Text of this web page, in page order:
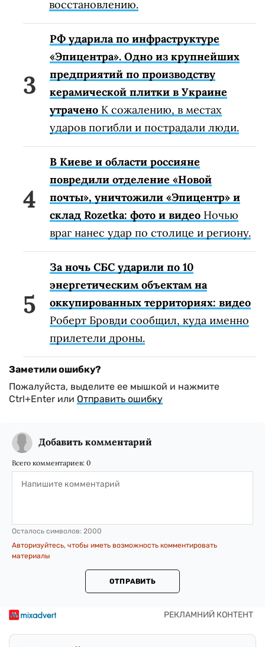
восстановлению.
РФ ударила по инфраструктуре
«Эпицентра». Одно из крупнейших
предприятий по производству
керамической плитки в Украине
утрачено К сожалению, в местах
ударов погибли и пострадали люди.
В Киеве и области россияне
повредили отделение «Новой
почты», уничтожили «Эпицентр» и
склад Rozetka: фото и видео Ночью
враг нанес удар по столице и региону.
За ночь СБС ударили по 10
энергетическим объектам на
оккупированных территориях: видео
Роберт Бровди сообщил, куда именно
прилетели дроны.
Заметили ошибку?
Пожалуйста, выделите ее мышкой и нажмите
Ctrl+Enter или Отправить ошибку
Добавить комментарий
Всего комментариев: 0
Осталось символов: 2000
Авторизуйтесь, чтобы иметь возможность комментировать
материалы
ОТПРАВИТЬ